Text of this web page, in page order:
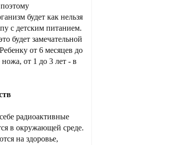
будет как нельзя
с детским питанием.
будет замечательной
от 6 месяцев до
от 1 до 3 лет - в
радиоактивные
в окружающей среде.
на здоровье,